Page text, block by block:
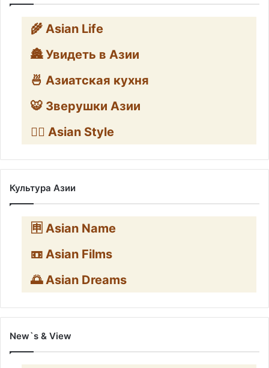
🌾 Asian Life
🏯 Увидеть в Азии
🍜 Азиатская кухня
🐯 Зверушки Азии
🧛‍♂️ Asian Style
Культура Азии
🈸 Asian Name
📼 Asian Films
🌅 Asian Dreams
New`s & View